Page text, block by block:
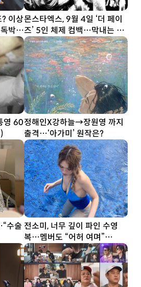
? 이상
박투
몬스타엑스, 9월 4일 ‘더 페이
즈’ 5인 체제 컴백…막내는 軍
복무
영 60정해인X강하늘→장원영 까지
출격…‘아가미’ 원작은?
수술 전소미, 너무 깊이 파인 수영
복…멤버도 “어허 여며”
[DA★]